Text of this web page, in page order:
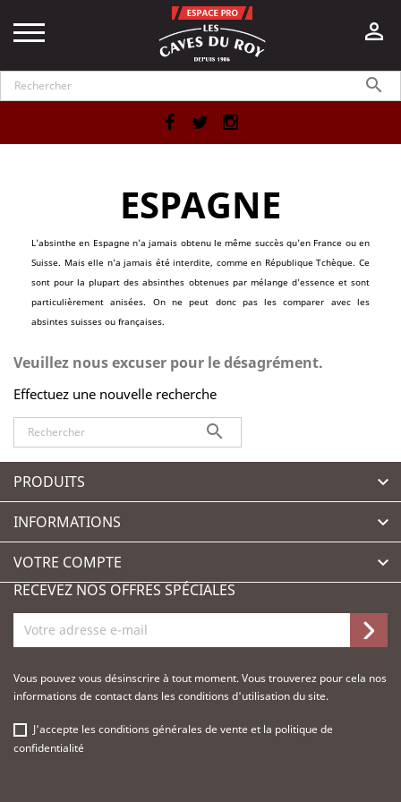


Facebook
ESPAGNE
L'absinthe en Espagne n'a jamais obtenu le même succès qu'en France ou en
Suisse. Mais elle n'a jamais été interdite, comme en République Tchèque. Ce
sont pour la plupart des absinthes obtenues par mélange d'essence et sont
particulièrement anisées. On ne peut donc pas les comparer avec les
absintes suisses ou françaises.
Veuillez nous excuser pour le désagrément.
Effectuez une nouvelle recherche

PRODUITS 
INFORMATIONS 
VOTRE COMPTE 
RECEVEZ NOS OFFRES SPÉCIALES
Vous pouvez vous désinscrire à tout moment. Vous trouverez pour cela nos
informations de contact dans les conditions d'utilisation du site.
J'accepte lesconditions générales de vente et la politique de
confidentialité